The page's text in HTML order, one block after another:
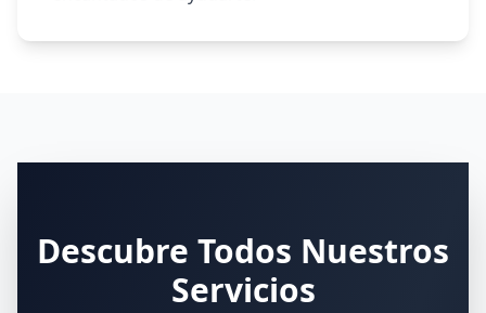
Descubre Todos Nuestros
Servicios